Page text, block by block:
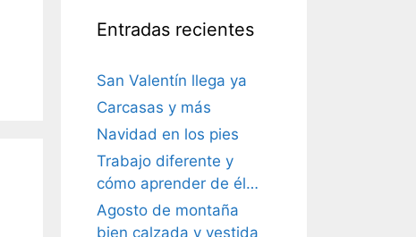
Entradas recientes
San Valentín llega ya
Carcasas y más
Navidad en los pies
Trabajo diferente y
cómo aprender de él…
Agosto de montaña
bien calzada y vestida